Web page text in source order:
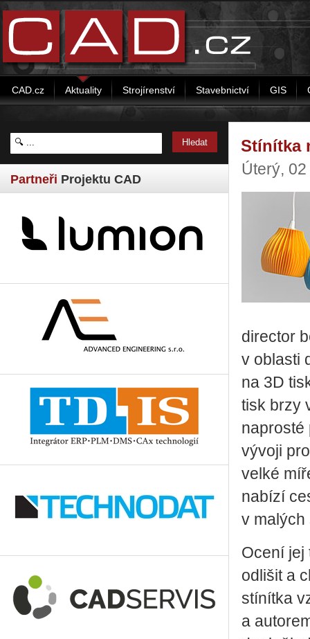
CAD.cz Aktuality Strojírenství Stavebnictví GIS
Partneři Projektu CAD
Stínítka
Úterý,
director
v oblasti
na 3D
tisk brzy
naprosté
vývoji
velké
nabízí
v malých
Ocení jej
odlišit a
stínítka
a